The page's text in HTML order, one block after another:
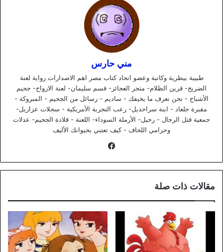
مني حارس
طبيبة بيطرية وكاتبة وعضو اتحاد كتاب مصر اهم الاصدارات رواية لعنة
الضريح- قرين الظلام- متجر العجائز- قسم سليمان- لعنة الارواح- جحيم
الأشباح - نحن نعرف ما يخيفك - ساديم - رسائل من الجحيم - المبروكة -
مقبرة جلعاد - ابنة سراحديل- رعب التجربة الأمريكية - سجلات عزازيل-
جمعية قتل الرجال - رحيل- الأرملة السوداء- اللعنة - قلادة الجحيم- عدلات
وحرامي اللحاف - كيف تعتني بحيوانك الأليف
مقالات ذات صلة